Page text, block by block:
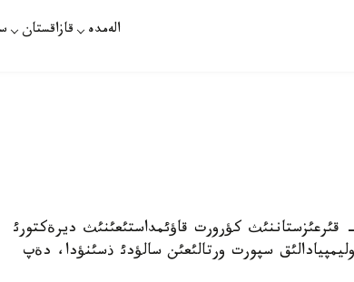
الەمدە قازاقستان
- قئرعئزستاننئث كؤرورت قاؤئمداستئعئنئث ديرةكتورئ
وليمپيادالئق سپورت ورتالئعئن سالؤدئ ذسئنؤدا، دةپ